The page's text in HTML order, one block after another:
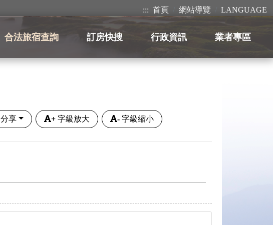
::: 首頁 網站導覽 LANGUAGE
合法旅宿查詢 訂房快搜 行政資訊 業者專區
分享 + 字級放大 - 字級縮小